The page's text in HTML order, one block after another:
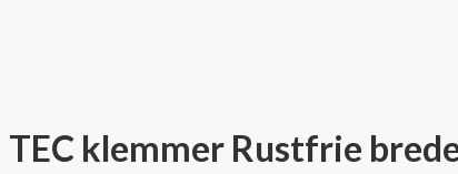
TEC klemmer Rustfrie